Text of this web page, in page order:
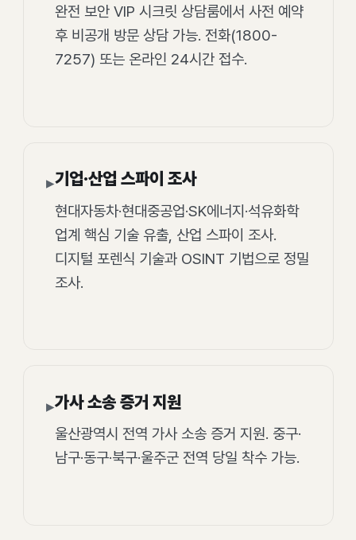
완전 보안 VIP 시크릿 상담룸에서 사전 예약
후 비공개 방문 상담 가능. 전화(1800-
7257) 또는 온라인 24시간 접수.
▸기업·산업 스파이 조사
현대자동차·현대중공업·SK에너지·석유화학
업계 핵심 기술 유출, 산업 스파이 조사.
디지털 포렌식 기술과 OSINT 기법으로 정밀
조사.
▸가사 소송 증거 지원
울산광역시 전역 가사 소송 증거 지원. 중구·
남구·동구·북구·울주군 전역 당일 착수 가능.